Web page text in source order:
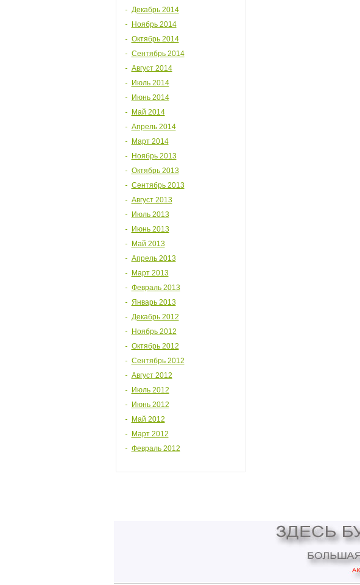
Декабрь 2014
Ноябрь 2014
Октябрь 2014
Сентябрь 2014
Август 2014
Июль 2014
Июнь 2014
Май 2014
Апрель 2014
Март 2014
Ноябрь 2013
Октябрь 2013
Сентябрь 2013
Август 2013
Июль 2013
Июнь 2013
Май 2013
Апрель 2013
Март 2013
Февраль 2013
Январь 2013
Декабрь 2012
Ноябрь 2012
Октябрь 2012
Сентябрь 2012
Август 2012
Июль 2012
Июнь 2012
Май 2012
Март 2012
Февраль 2012